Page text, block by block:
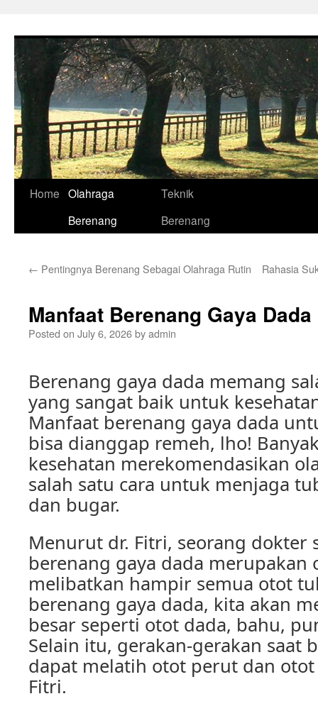
Home Olahraga
Berenang
Teknik
Berenang
← Pentingnya Berenang Sebagai Olahraga Rutin Rahasia
Manfaat Berenang Gaya
Posted on July 6, 2026byadmin
Berenang gaya dada memang
yang sangat baik untuk
Manfaat berenang gaya dada
bisa dianggap remeh, lho!
kesehatan merekomendasikan
salah satu cara untuk menjaga
dan bugar.
Menurut dr. Fitri, seorang dokter
berenang gaya dada merupakan
melibatkan hampir semua otot
berenang gaya dada, kita akan
besar seperti otot dada, bahu,
Selain itu, gerakan-gerakan saat
dapat melatih otot perut dan otot
Fitri.